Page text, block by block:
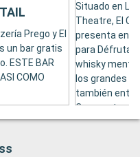
Prego y El
un bar gratis
ESTE BAR
COMO
Situado en La
Theatre, El
presenta en
para Défrutar
whisky
los grandes
también
Compueta
colgadas en